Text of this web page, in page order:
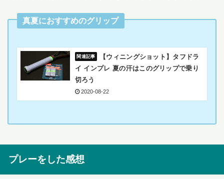
真夏におすすめのグリップ
【ウィニングショット】タフドラ
イ インプレ 夏の汗はこのグリップで乗り
切ろう
2020-08-22
プレーをした感想